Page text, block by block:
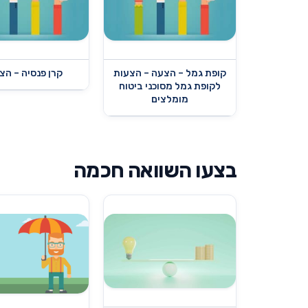
קופת גמל – הצעה – הצעות
לקופת גמל מסוכני ביטוח
מומלצים
קרן פנסיה –
בצעו השוואה חכמה